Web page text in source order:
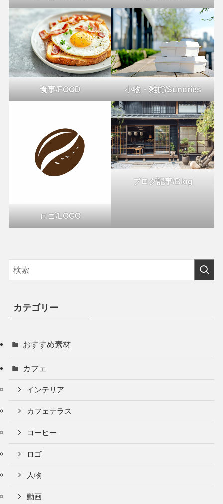
食事/FOOD 小物・雑貨/Sundries
ロゴ/LOGO
ブログ記事/Blog
カテゴリー
おすすめ素材
カフェ
インテリア
カフェテラス
コーヒー
ロゴ
人物
動画